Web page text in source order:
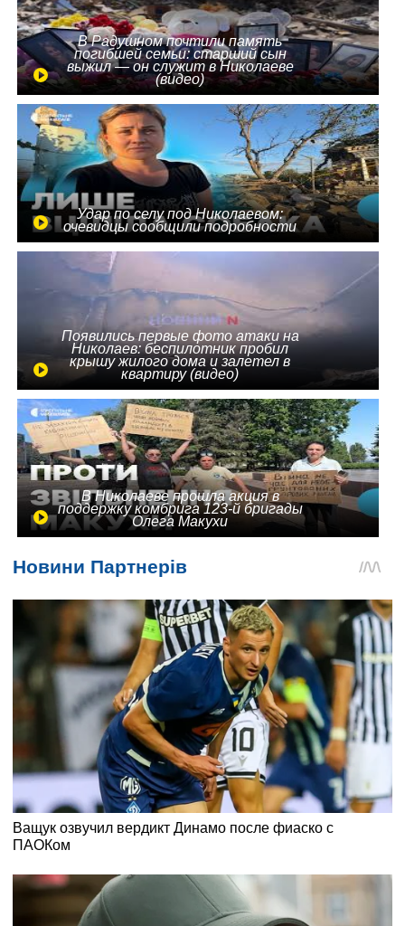
В Радушном почтили память
погибшей семьи: старший сын
выжил — он служит в Николаеве
(видео)
Удар по селу под Николаевом:
очевидцы сообщили подробности
Появились первые фото атаки на
Николаев: беспилотник пробил
крышу жилого дома и залетел в
квартиру (видео)
В Николаеве прошла акция в
поддержку комбрига 123-й бригады
Олега Макухи